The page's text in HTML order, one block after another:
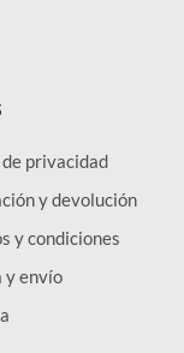
privacidad
y devolución
y condiciones
y envío